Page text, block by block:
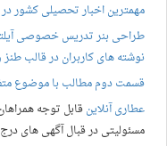
مهمترین اخبار تحصیلی کشور در
طراحی بنرتدریس خصوصی
نوشته های کاربران در قالب طنز
قسمت دوم مطالب با موضوع
عطاری آنلاینقابل توجه
مسئولیتی در قبال آگهی های